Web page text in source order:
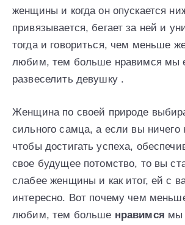
женщины и когда он опускается
привязывается, бегает за ней и
тогда и говориться, чем меньше
любим, тем больше нравимся мы
развеселить девушку .
Женщина по своей природе
сильного самца, а если вы ничего
чтобы достигать успеха,
свое будущее потомство, то вы
слабее женщины и как итог, ей с
интересно. Вот почему чем
любим, тем больше нравимся мы